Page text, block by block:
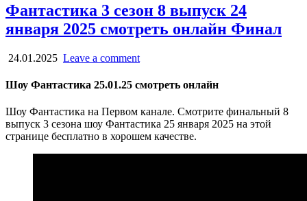
Фантастика 3 сезон 8 выпуск 24
января 2025 смотреть онлайн Финал
24.01.2025 Leave a comment
Шоу Фантастика 25.01.25 смотреть онлайн
Шоу Фантастика на Первом канале. Смотрите финальный 8
выпуск 3 сезона шоу Фантастика 25 января 2025 на этой
странице бесплатно в хорошем качестве.